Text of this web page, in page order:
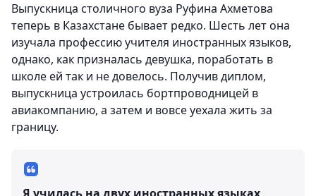
Выпускница столичного вуза Руфина Ахметова
теперь в Казахстане бывает редко. Шесть лет она
изучала профессию учителя иностранных языков,
однако, как призналась девушка, поработать в
школе ей так и не довелось. Получив диплом,
выпускница устроилась бортпроводницей в
авиакомпанию, а затем и вовсе уехала жить за
границу.